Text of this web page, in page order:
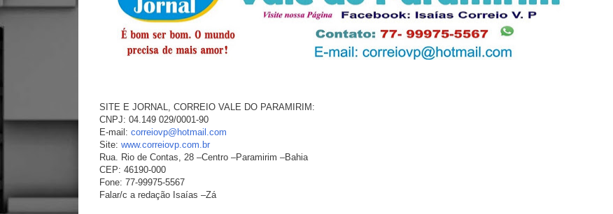
SITE E JORNAL, CORREIO VALE DO PARAMIRIM:
CNPJ: 04.149 029/0001-90
E-mail: correiovp@hotmail.com
Site: www.correiovp.com.br
Rua. Rio de Contas, 28 –Centro –Paramirim –Bahia
CEP: 46190-000
Fone: 77-99975-5567
Falar/c a redação Isaías –Zá